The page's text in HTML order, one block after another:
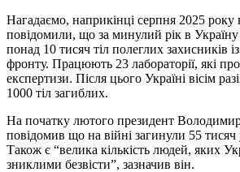
Нагадаємо, наприкінці серпня 2025
повідомили, що за минулий рік в
понад 10 тисяч тіл полеглих захисників
фронту. Працюють 23 лабораторії, які
експертизи. Після цього Україні вісім
1000 тіл загиблих.
На початку лютого президент
повідомив що на війні загинули 55 тисяч
Також є “велика кількість людей, яких
зниклими безвісти”, зазначив він.